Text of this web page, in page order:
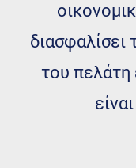
διασφαλίσει
του πελάτη